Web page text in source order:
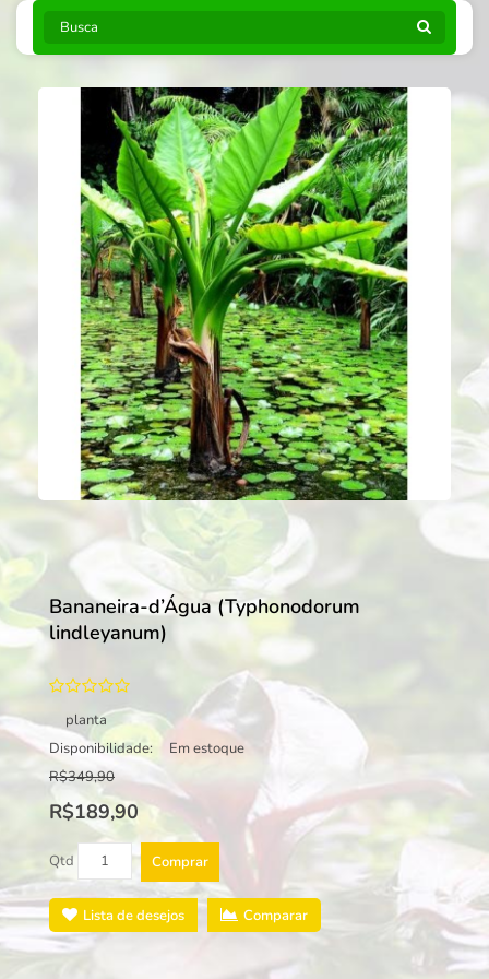
Bananeira-d’Água (Typhonodorum
lindleyanum)
planta
Disponibilidade:
Em estoque
R$349,90
R$189,90
Qtd Comprar
Lista de desejos Comparar